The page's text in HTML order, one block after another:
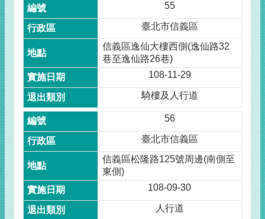
55
臺北市信義區
信義區逸仙大樓西側(逸仙路32
巷至逸仙路26巷)
108-11-29
騎樓及人行道
56
臺北市信義區
信義區松隆路125號周邊(南側至
東側)
108-09-30
人行道